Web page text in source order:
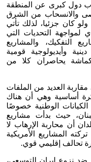
دول كبرى عن المنطقة
والانسحاب من الشرق
كان جزئيا، لذلك تأتي
التحديات التي
التفكيك، والمشاريع
وأيديولوجية قومية
يحاصران كلا من
العديد من الملفات
أساسية وهي أن هناك
الوطنية خصوصًا
حيث بدأت مشاريع
أن محاربة الإرهاب لا
المشاريع الأمريكية
تحالف إقليمي قوي.